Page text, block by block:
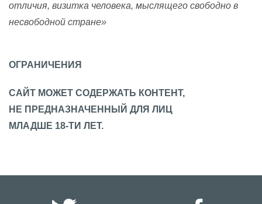
отличия, визитка человека, мыслящего свободно в
несвободной стране»
ОГРАНИЧЕНИЯ
САЙТ МОЖЕТ СОДЕРЖАТЬ КОНТЕНТ,
НЕ ПРЕДНАЗНАЧЕННЫЙ ДЛЯ ЛИЦ
МЛАДШЕ 18-ТИ ЛЕТ.